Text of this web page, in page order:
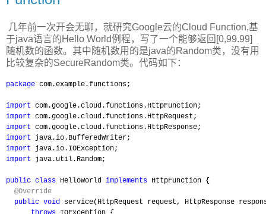
几年前一次开会无聊，就研究Google云的Cloud Function,基
于java语言的Hello World例程，写了一个能够返回[0,99.99]
随机数的函数。其中随机数用的是java的Random类，没有用
比较复杂的SecureRandom类。代码如下：
package com.example.functions;
import com.google.cloud.functions.HttpFunction;
import com.google.cloud.functions.HttpRequest;
import com.google.cloud.functions.HttpResponse;
import java.io.BufferedWriter;
import java.io.IOException;
import java.util.Random;
public class HelloWorld implements HttpFunction {
@Override
public void service(HttpRequest request, HttpResponse